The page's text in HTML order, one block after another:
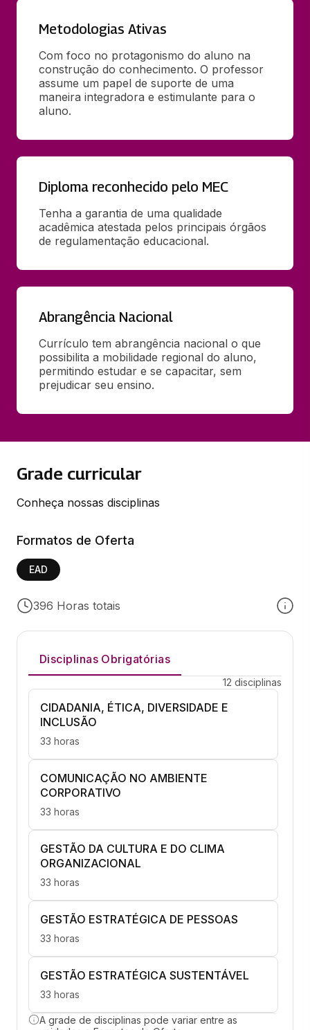
Metodologias Ativas
Com foco no protagonismo do aluno na
construção do conhecimento. O professor
assume um papel de suporte de uma
maneira integradora e estimulante para o
aluno.
Diploma reconhecido pelo MEC
Tenha a garantia de uma qualidade
acadêmica atestada pelos principais órgãos
de regulamentação educacional.
Abrangência Nacional
Currículo tem abrangência nacional o que
possibilita a mobilidade regional do aluno,
permitindo estudar e se capacitar, sem
prejudicar seu ensino.
Grade curricular
Conheça nossas disciplinas
Formatos de Oferta
EAD
396 Horas totais
Disciplinas Obrigatórias
12 disciplinas
CIDADANIA, ÉTICA, DIVERSIDADE E
INCLUSÃO
33 horas
COMUNICAÇÃO NO AMBIENTE
CORPORATIVO
33 horas
GESTÃO DA CULTURA E DO CLIMA
ORGANIZACIONAL
33 horas
GESTÃO ESTRATÉGICA DE PESSOAS
33 horas
GESTÃO ESTRATÉGICA SUSTENTÁVEL
33 horas
A grade de disciplinas pode variar entre as